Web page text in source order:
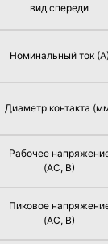
вид спереди
Номинальный ток (А)
Диаметр контакта
Рабочее
(AC, В)
Пиковое
(AC, В)